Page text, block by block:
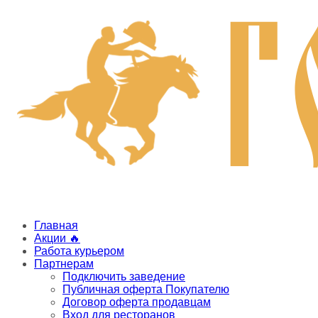
Главная
Акции 🔥
Работа курьером
Партнерам
Подключить заведение
Публичная оферта Покупателю
Договор оферта продавцам
Вход для ресторанов